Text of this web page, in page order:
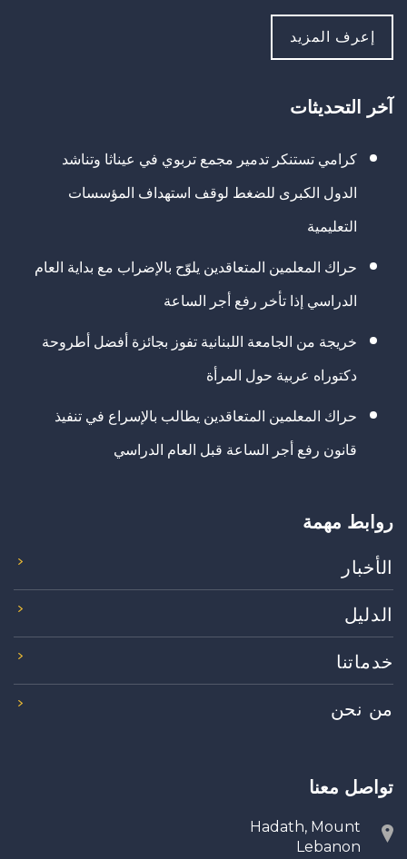
إعرف المزيد
آخر التحديثات
كرامي تستنكر تدمير مجمع تربوي في عيناثا وتناشد
الدول الكبرى للضغط لوقف استهداف المؤسسات
التعليمية
حراك المعلمين المتعاقدين يلوّح بالإضراب مع بداية العام
الدراسي إذا تأخر رفع أجر الساعة
خريجة من الجامعة اللبنانية تفوز بجائزة أفضل أطروحة
دكتوراه عربية حول المرأة
حراك المعلمين المتعاقدين يطالب بالإسراع في تنفيذ
قانون رفع أجر الساعة قبل العام الدراسي
روابط مهمة
الأخبار
الدليل
خدماتنا
من نحن
تواصل معنا
Hadath, Mount
Lebanon